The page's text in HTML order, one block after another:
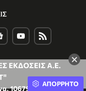
×
ΕΚΔΟΣΕΙΣ Α.Ε.
10679, Ελλάδα
ΑΠΟΡΡΗΤΟ